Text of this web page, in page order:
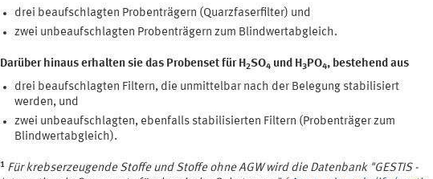
drei beaufschlagten Probenträgern (Quarzfaserfilter) und
zwei unbeaufschlagten Probenträgern zum Blindwertabgleich.
Darüber hinaus erhalten sie das Probenset für H2SO4 und H3PO4, bestehend aus
drei beaufschlagten Filtern, die unmittelbar nach der Belegung stabilisiert
werden, und
zwei unbeaufschlagten, ebenfalls stabilisierten Filtern (Probenträger zum
Blindwertabgleich).
1 Für krebserzeugende Stoffe und Stoffe ohne AGW wird die Datenbank "GESTIS -